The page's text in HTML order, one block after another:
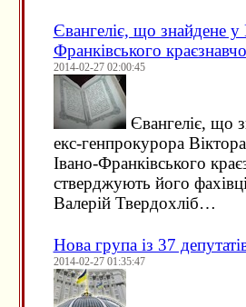
Євангеліє, що знайдене
Франківського
2014-02-27 02:00:45
Євангеліє, що
екс-генпрокурора
Івано-Франківського
стверджують його
Валерій Твердохліб…
Нова група із 37
2014-02-27 01:35:47